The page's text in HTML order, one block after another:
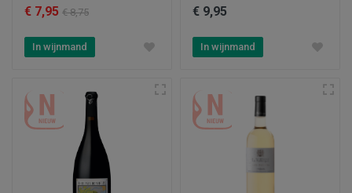
€ 7,95 € 8,75
In wijnmand
€ 9,95
In wijnmand